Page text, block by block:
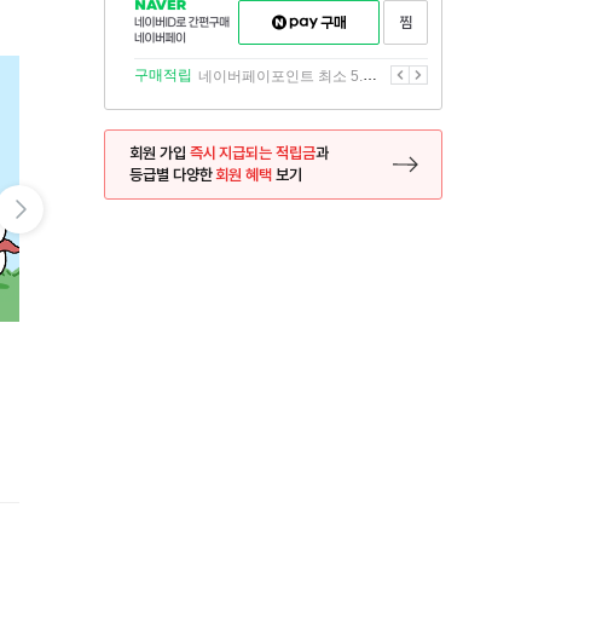
NAVER
네이버
ID로
간편구매
네이버페이
구매하기
이전
구매적립 네이버페이포인트 최소 5.5% 적립 다음
회원 가입 즉시 지급되는 적립금과
등급별 다양한회원 혜택 보기